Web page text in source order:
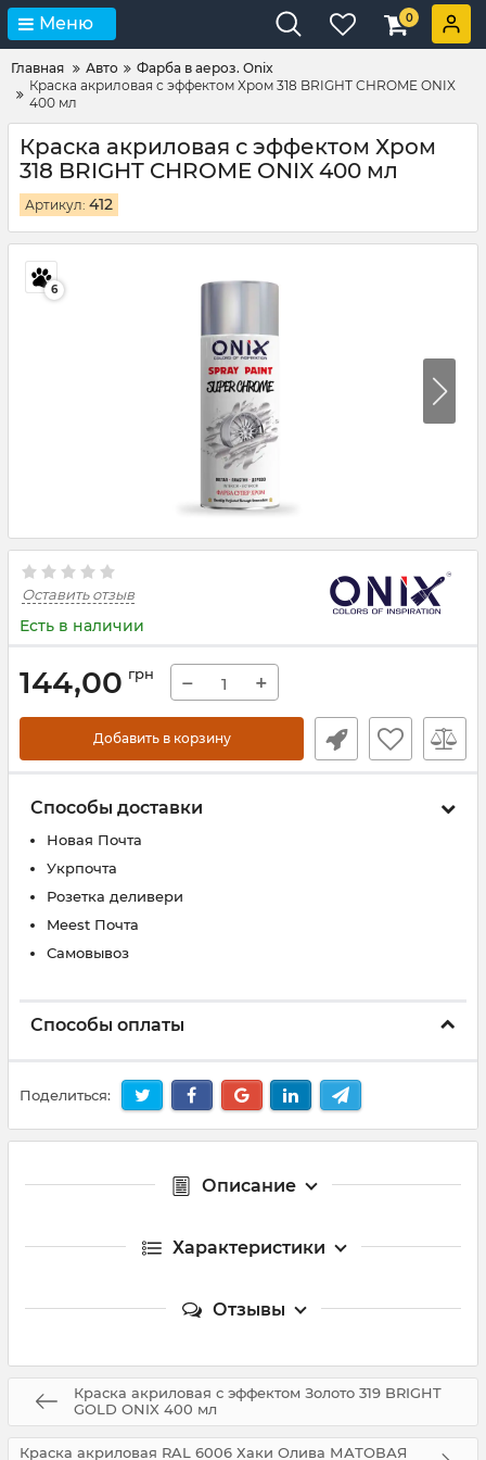
Меню 0
Главная Авто
Фарба в аероз. Onix
Краска акриловая с эффектом Хром 318 BRIGHT CHROME ONIX
400 мл
Краска акриловая с эффектом Хром
318 BRIGHT CHROME ONIX 400 мл
Артикул: 412
6
Оставить отзыв
Есть в наличии
144,00 грн − +
Добавить в корзину
Способы доставки
Новая Почта
Укрпочта
Розетка деливери
Meest Почта
Самовывоз
Способы оплаты
Поделиться:
Описание
Характеристики
Отзывы
Краска акриловая с эффектом Золото 319 BRIGHT
GOLD ONIX 400 мл
Краска акриловая RAL 6006 Хаки Олива МАТОВАЯ